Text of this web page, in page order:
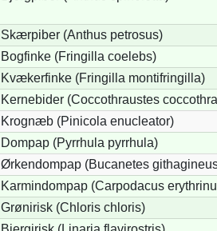
Skærpiber (Anthus petrosus)
Bogfinke (Fringilla coelebs)
Kvækerfinke (Fringilla montifringilla)
Kernebider (Coccothraustes
Krognæb (Pinicola enucleator)
Dompap (Pyrrhula pyrrhula)
Ørkendompap (Bucanetes
Karmindompap (Carpodacus
Grønirisk (Chloris chloris)